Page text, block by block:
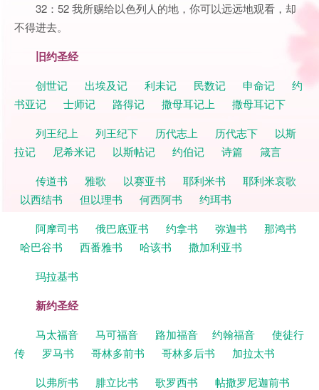
32：52 我所赐给以色列人的地，你可以远远地观看，却
不得进去。
旧约圣经
创世记 出埃及记 利未记 民数记 申命记
约
书亚记
士师记 路得记 撒母耳记上
撒母耳记下
列王纪上
列王纪下 历代志上 历代志下
以斯
拉记
尼希米记 以斯帖记 约伯记 诗篇
箴言
传道书
雅歌 以赛亚书 耶利米书
耶利米哀歌
以西结书
但以理书 何西阿书
约珥书
阿摩司书
俄巴底亚书 约拿书 弥迦书
那鸿书
哈巴谷书
西番雅书 哈该书
撒加利亚书
玛拉基书
新约圣经
马太福音 马可福音 路加福音 约翰福音
使徒行
传
罗马书 哥林多前书 哥林多后书
加拉太书
以弗所书
腓立比书 歌罗西书
帖撒罗尼迦前书